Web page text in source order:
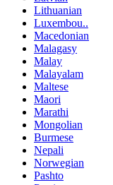
Lithuanian
Luxembou..
Macedonian
Malagasy
Malay
Malayalam
Maltese
Maori
Marathi
Mongolian
Burmese
Nepali
Norwegian
Pashto